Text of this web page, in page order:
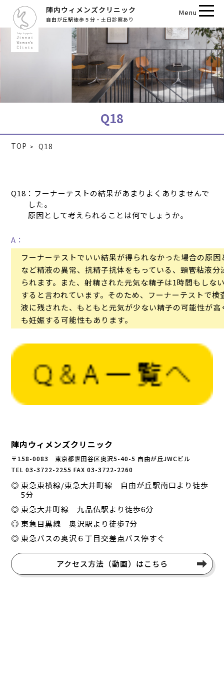
陣内ウィメンズクリニック
自由が丘駅徒歩５分・土日診察あり
Menu
Q18
TOP Q18
Q18：フーナーテストの結果があまりよくありませんで
した。
原因として考えられることは何でしょうか。
A：
フーナーテストでいい結果が得られなかった場合の原
など精液の異常、抗精子抗体をもっている、頸管粘液
られます。また、射精された元気な精子は1時間もしな
すると言われています。そのため、フーナーテストで検
液に残された、もともと元気が少ない精子の可能性が
も妊娠する可能性もあります。
陣内ウィメンズクリニック
〒158-0083 東京都世田谷区奥沢5-40-5 自由が丘JWCビル
TEL 03-3722-2255 FAX 03-3722-2260
東急東横線/東急大井町線 自由が丘駅南口より徒歩
5分
東急大井町線 九品仏駅より徒歩6分
東急目黒線 奥沢駅より徒歩7分
東急バスの奥沢６丁目交差点バス停すぐ
アクセス方法（動画）はこちら